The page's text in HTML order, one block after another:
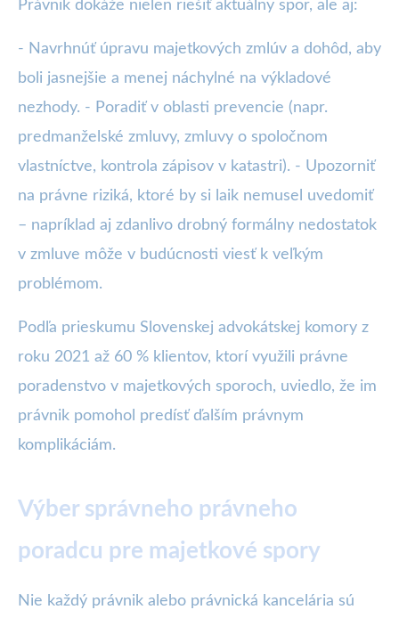
Právnik dokáže nielen riešiť aktuálny spor, ale aj:
- Navrhnúť úpravu majetkových zmlúv a dohôd, aby
boli jasnejšie a menej náchylné na výkladové
nezhody. - Poradiť v oblasti prevencie (napr.
predmanželské zmluvy, zmluvy o spoločnom
vlastníctve, kontrola zápisov v katastri). - Upozorniť
na právne riziká, ktoré by si laik nemusel uvedomiť
– napríklad aj zdanlivo drobný formálny nedostatok
v zmluve môže v budúcnosti viesť k veľkým
problémom.
Podľa prieskumu Slovenskej advokátskej komory z
roku 2021 až 60 % klientov, ktorí využili právne
poradenstvo v majetkových sporoch, uviedlo, že im
právnik pomohol predísť ďalším právnym
komplikáciám.
Výber správneho právneho
poradcu pre majetkové spory
Nie každý právnik alebo právnická kancelária sú